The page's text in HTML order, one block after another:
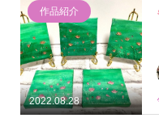
作品紹介
2022.08.28